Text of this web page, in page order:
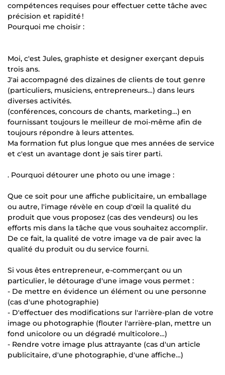
compétences requises pour effectuer cette tâche avec
précision et rapidité !
Pourquoi me choisir :
Moi, c'est Jules, graphiste et designer exerçant depuis
trois ans.
J'ai accompagné des dizaines de clients de tout genre
(particuliers, musiciens, entrepreneurs…) dans leurs
diverses activités.
(conférences, concours de chants, marketing…) en
fournissant toujours le meilleur de moi-même afin de
toujours répondre à leurs attentes.
Ma formation fut plus longue que mes années de service
et c'est un avantage dont je sais tirer parti.
. Pourquoi détourer une photo ou une image :
Que ce soit pour une affiche publicitaire, un emballage
ou autre, l'image révèle en coup d'œil la qualité du
produit que vous proposez (cas des vendeurs) ou les
efforts mis dans la tâche que vous souhaitez accomplir.
De ce fait, la qualité de votre image va de pair avec la
qualité du produit ou du service fourni.
Si vous êtes entrepreneur, e-commerçant ou un
particulier, le détourage d'une image vous permet :
- De mettre en évidence un élément ou une personne
(cas d'une photographie)
- D'effectuer des modifications sur l'arrière-plan de votre
image ou photographie (flouter l'arrière-plan, mettre un
fond unicolore ou un dégradé multicolore…)
- Rendre votre image plus attrayante (cas d'un article
publicitaire, d'une photographie, d'une affiche…)